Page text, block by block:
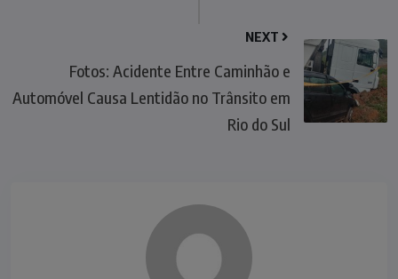
NEXT
Fotos: Acidente Entre Caminhão e
Automóvel Causa Lentidão no Trânsito em
Rio do Sul